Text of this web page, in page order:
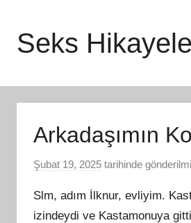
Seks
Arkadaşımın
Şubat 19, 2025 tarihinde
Slm, adım İlknur, evliyim.
izindeydi ve Kastamonuya